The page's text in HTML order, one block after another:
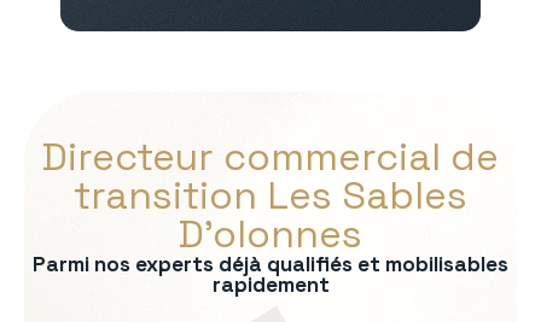
Directeur commercial de
transition Les Sables
D’olonnes
Parmi nos experts déjà qualifiés et mobilisables
rapidement